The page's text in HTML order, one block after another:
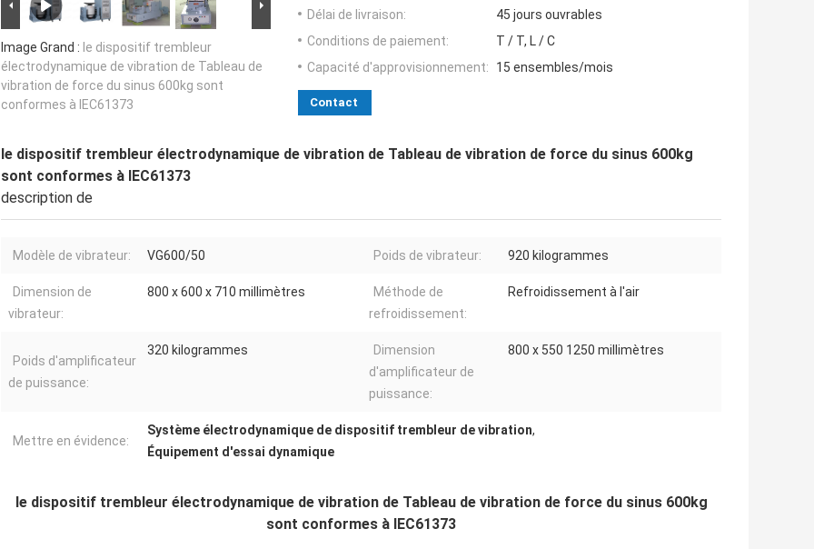
Image Grand : le dispositif trembleur
électrodynamique de vibration de Tableau de
vibration de force du sinus 600kg sont
conformes à IEC61373
Délai de livraison:
45 jours ouvrables
Conditions de paiement:
T / T, L / C
Capacité d'approvisionnement:
15 ensembles/mois
Contact
le dispositif trembleur électrodynamique de vibration de Tableau de vibration de force du sinus 600kg
sont conformes à IEC61373
description de
Modèle de vibrateur: VG600/50 Poids de vibrateur: 920 kilogrammes
Dimension de
vibrateur:
800 x 600 x 710 millimètres
Méthode de
refroidissement:
Refroidissement à l'air
Poids d'amplificateur
de puissance:
320 kilogrammes
Dimension
d'amplificateur de
puissance:
800 x 550 1250 millimètres
Mettre en évidence:
Système électrodynamique de dispositif trembleur de vibration,
Équipement d'essai dynamique
le dispositif trembleur électrodynamique de vibration de Tableau de vibration de force du sinus 600kg
sont conformes à IEC61373